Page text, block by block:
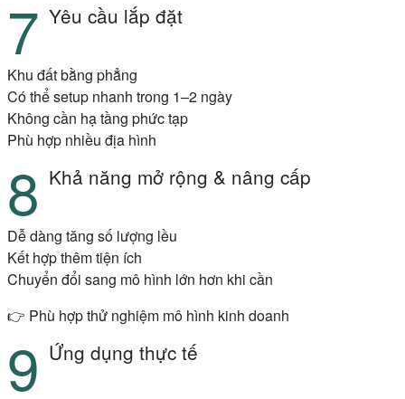
Yêu cầu lắp đặt
Khu đất bằng phẳng
Có thể setup nhanh trong 1–2 ngày
Không cần hạ tầng phức tạp
Phù hợp nhiều địa hình
Khả năng mở rộng & nâng cấp
Dễ dàng tăng số lượng lều
Kết hợp thêm tiện ích
Chuyển đổi sang mô hình lớn hơn khi cần
👉 Phù hợp thử nghiệm mô hình kinh doanh
Ứng dụng thực tế